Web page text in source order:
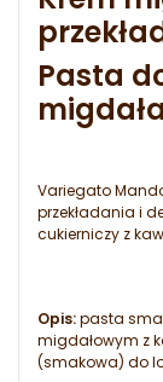
Pasta
Variegato
przekładania i
cukierniczy z
Opis:pasta
migdałowym z
(smakowa) do